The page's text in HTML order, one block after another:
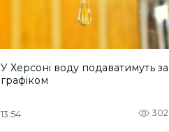
У Херсоні воду подаватимуть за
графіком
13:54 302